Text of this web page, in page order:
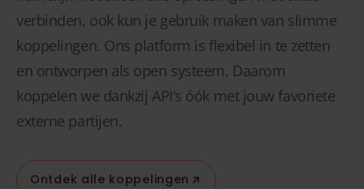
verbinden, ook kun je gebruik maken van slimme
koppelingen. Ons platform is flexibel in te zetten
en ontworpen als open systeem. Daarom
koppelen we dankzij API’s óók met jouw favoriete
externe partijen.
Ontdek alle koppelingen